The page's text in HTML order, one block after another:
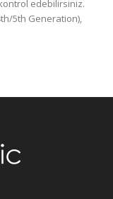
edebilirsiniz.
5th Generation),